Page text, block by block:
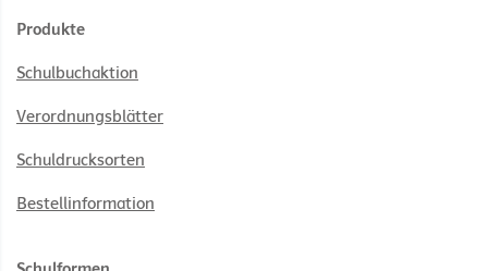
Produkte
Schulbuchaktion
Verordnungsblätter
Schuldrucksorten
Bestellinformation